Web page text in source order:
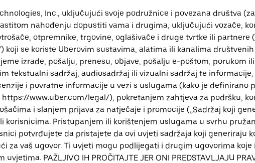
Inc., uključujući svoje podružnice i povezana društva
nahođenju dopustiti vama i drugima, uključujući vozače,
otpremnike, trgovine, oglašivače i druge tvrtke ili partnere
koji se koriste Uberovim sustavima, alatima ili kanalima
izrade, pošalju, prenesu, objave, pošalju e-poštom, porukom
tekstualni sadržaj, audiosadržaj ili vizualni sadržaj te
i povratne informacije u vezi s uslugama (kako je definirano
www.uber.com/legal/), pokretanjem zahtjeva za podršku,
i slanjem prijava za natječaje i promocije („Sadržaj koji
ili korisnicima. Pristupanjem ili korištenjem uslugama u svrhu
potvrđujete da pristajete da ovi uvjeti sadržaja koji generiraju
za vaš ugovor. Ti uvjeti mogu podlijegati i drugim ugovorima koje
PAŽLJIVO IH PROČITAJTE JER ONI PREDSTAVLJAJU